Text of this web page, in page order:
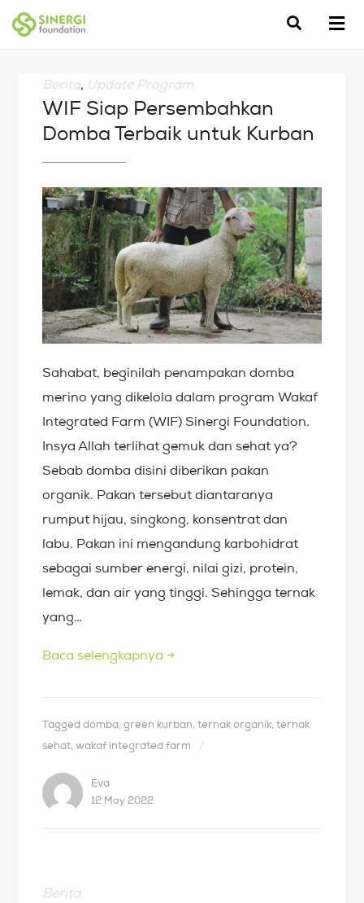
Berita, Update Program
WIF Siap Persembahkan
Domba Terbaik untuk Kurban
Sahabat, beginilah penampakan domba
merino yang dikelola dalam program Wakaf
Integrated Farm (WIF) Sinergi Foundation.
Insya Allah terlihat gemuk dan sehat ya?
Sebab domba disini diberikan pakan
organik. Pakan tersebut diantaranya
rumput hijau, singkong, konsentrat dan
labu. Pakan ini mengandung karbohidrat
sebagai sumber energi, nilai gizi, protein,
lemak, dan air yang tinggi. Sehingga ternak
yang…
Baca selengkapnya →
Taggeddomba ,green kurban ,ternak organik ,ternak
sehat ,wakaf integrated farm
Eva
12 May 2022
Berita